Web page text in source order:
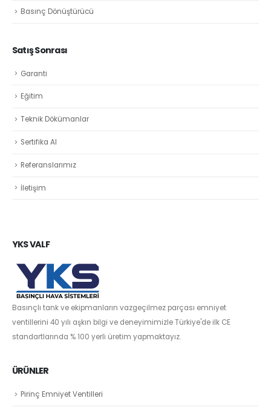
Basınç Dönüştürücü
Satış Sonrası
Garanti
Eğitim
Teknik Dökümanlar
Sertifika Al
Referanslarımız
İletişim
YKS VALF
Basınçlı tank ve ekipmanların vazgeçilmez parçası emniyet
ventillerini 40 yılı aşkın bilgi ve deneyimimizle Türkiye'de ilk CE
standartlarında % 100 yerli üretim yapmaktayız.
ÜRÜNLER
Pirinç Emniyet Ventilleri